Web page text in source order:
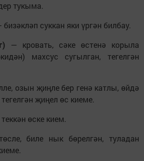
тукыма.
бизәкләп суккан яки үргән билбау.
— кровать, сәке өстенә корыла
махсус сугылган, тегелгән
озын җиңле бер генә катлы, өйдә
җиңел өс киеме.
өске кием.
биле нык бөрелгән, туладан